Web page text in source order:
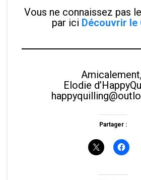
Vous ne connaissez pas
par ici Découvrir le
Amicalement,
Elodie
Partager :